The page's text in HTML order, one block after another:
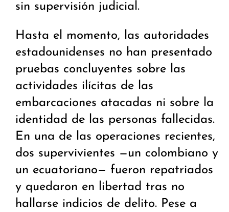
sin supervisión judicial.
Hasta el momento, las autoridades
estadounidenses no han presentado
pruebas concluyentes sobre las
actividades ilícitas de las
embarcaciones atacadas ni sobre la
identidad de las personas fallecidas.
En una de las operaciones recientes,
dos supervivientes —un colombiano y
un ecuatoriano— fueron repatriados
y quedaron en libertad tras no
hallarse indicios de delito. Pese a